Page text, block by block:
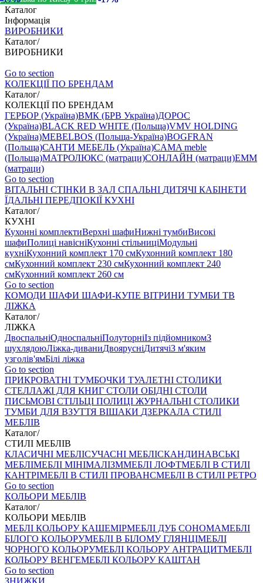
Каталог
Інформація
ВИРОБНИКИ
Каталог/
ВИРОБНИКИ
Go to section
КОЛЕКЦІЇ ПО БРЕНДАМ
Каталог/
КОЛЕКЦІЇ ПО БРЕНДАМ
ГЕРБОР (Україна)ВМК (БРВ Україна)ДОРОС
(Україна)BLACK RED WHITE (Польща)VMV HOLDING
(Україна)MEBELBOS (Польща-Україна)BOGFRAN
(Польща)САНТИ МЕБЕЛЬ (Україна)CAMA meble
(Польща)МАТРОЛЮКС (матраци)СОНЛАЙН (матраци)EMM
(матраци)
Go to section
ВIТАЛЬНI СТІНКИ В ЗАЛ СПАЛЬНІ ДИТЯЧІ КАБІНЕТИ
ЇДАЛЬНI ПЕРЕДПОКІЇ КУХНІ
Каталог/
КУХНІ
Кухонні комплектиВерхні шафиНижні тумбиВисокі
шафиПолиці навісніКухонні стільниціМодульні
кухніКухонний комплект 170 смКухонний комплект 180
смКухонний комплект 230 смКухонний комплект 240
смКухонний комплект 260 см
Go to section
КОМОДИ ШАФИ ШАФИ-КУПЕ ВІТРИНИ ТУМБИ ТВ
ЛІЖКА
Каталог/
ЛІЖКА
ДвоспальніОдноспальніПолуторніІз підйомникомЗ
шухлядоюЛіжка-диваниДвоярусніДитячіЗ м'яким
узголів'ямБілі ліжка
Go to section
ПРИКРОВАТНІ ТУМБОЧКИ ТУАЛЕТНІ СТОЛИКИ
СТЕЛЛАЖІ ДЛЯ КНИГ СТОЛИ ОБІДНІ СТОЛИ
ПИСЬМОВІ СТІЛЬЦI ПОЛИЦІ ЖУРНАЛЬНІ СТОЛИКИ
ТУМБИ ДЛЯ ВЗУТТЯ ВІШАКИ ДЗЕРКАЛА СТИЛІ
МЕБЛІВ
Каталог/
СТИЛІ МЕБЛІВ
КЛАСИЧНІ МЕБЛІСУЧАСНІ МЕБЛІСКАНДИНАВСЬКІ
МЕБЛІМЕБЛІ МІНІМАЛІЗММЕБЛІ ЛОФТМЕБЛІ В СТИЛІ
КАНТРІМЕБЛІ В СТИЛІ ПРОВАНСМЕБЛІ В СТИЛІ РЕТРО
Go to section
КОЛЬОРИ МЕБЛІВ
Каталог/
КОЛЬОРИ МЕБЛІВ
МЕБЛІ КОЛЬОРУ КАШЕМІРМЕБЛІ ДУБ СОНОМАМЕБЛІ
БІЛОГО КОЛЬОРУМЕБЛІ В БІЛОМУ ГЛЯНЦІМЕБЛІ
ЧОРНОГО КОЛЬОРУМЕБЛІ КОЛЬОРУ АНТРАЦИТМЕБЛІ
КОЛЬОРУ ВЕНГЕМЕБЛІ КОЛЬОРУ КАШТАН
Go to section
ЗНИЖКИ